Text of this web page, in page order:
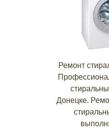
Ремонт
Донецке.